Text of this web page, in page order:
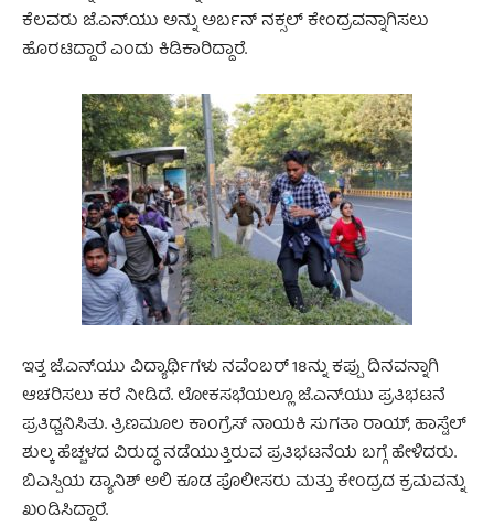
ಕೆಲವರು ಜೆ.ಎನ್.ಯು ಅನ್ನು ಅರ್ಬನ್ ನಕ್ಸಲ್ ಕೇಂದ್ರವನ್ನಾಗಿಸಲು
ಹೊರಟಿದ್ದಾರೆ ಎಂದು ಕಿಡಿಕಾರಿದ್ದಾರೆ.
ಇತ್ತ ಜೆ.ಎನ್.ಯು ವಿದ್ಯಾರ್ಥಿಗಳು ನವೆಂಬರ್ 18ನ್ನು ಕಪ್ಪು ದಿನವನ್ನಾಗಿ
ಆಚರಿಸಲು ಕರೆ ನೀಡಿದೆ. ಲೋಕಸಭೆಯಲ್ಲೂ ಜೆ.ಎನ್.ಯು ಪ್ರತಿಭಟನೆ
ಪ್ರತಿಧ್ವನಿಸಿತು. ತ್ರಿಣಮೂಲ ಕಾಂಗ್ರೆಸ್ ನಾಯಕಿ ಸುಗತಾ ರಾಯ್, ಹಾಸ್ಟೆಲ್
ಶುಲ್ಕ ಹೆಚ್ಚಳದ ವಿರುದ್ಧ ನಡೆಯುತ್ತಿರುವ ಪ್ರತಿಭಟನೆಯ ಬಗ್ಗೆ ಹೇಳಿದರು.
ಬಿಎಸ್ಪಿಯ ಡ್ಯಾನಿಶ್ ಅಲಿ ಕೂಡ ಪೊಲೀಸರು ಮತ್ತು ಕೇಂದ್ರದ ಕ್ರಮವನ್ನು
ಖಂಡಿಸಿದ್ದಾರೆ.